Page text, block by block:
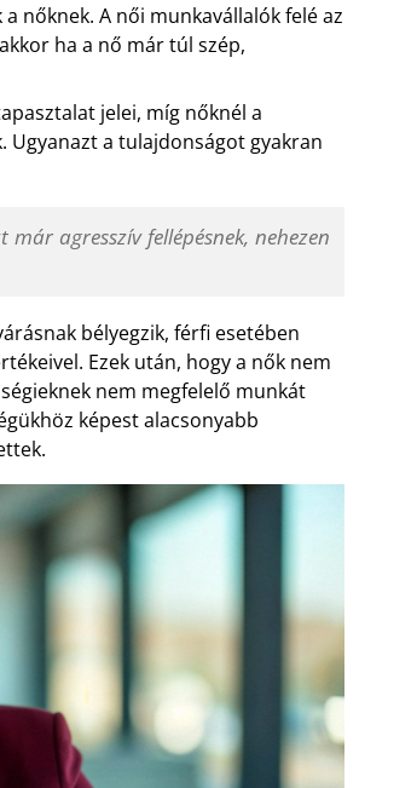
nőknek. A női munkavállalók felé az
ha a nő már túl szép,
jelei, míg nőknél a
a tulajdonságot gyakran
agresszív fellépésnek, nehezen
bélyegzik, férfi esetében
Ezek után, hogy a nők nem
nem megfelelő munkát
képest alacsonyabb